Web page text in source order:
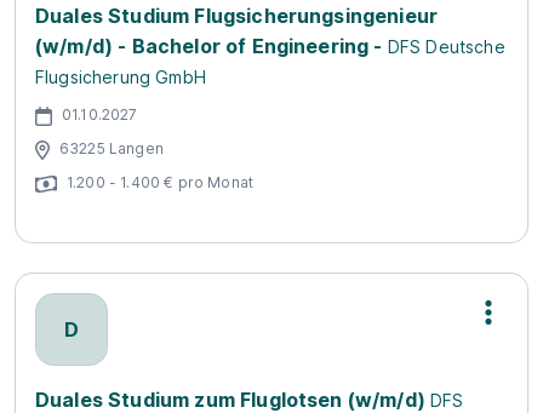
Duales Studium Flugsicherungsingenieur
(w/m/d) - Bachelor of Engineering - DFS Deutsche
Flugsicherung GmbH
01.10.2027
63225 Langen
1.200 - 1.400 € pro Monat
D
Duales Studium zum Fluglotsen (w/m/d)DFS